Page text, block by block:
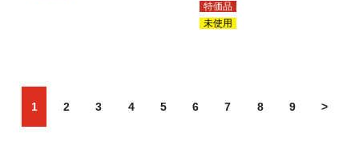
特価品
未使用
1 2 3 4 5 6 7 8 9 >